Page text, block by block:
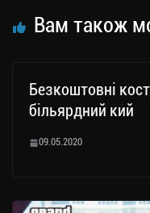
Вам також
Безкоштовні
більярдний кий
09.05.2020